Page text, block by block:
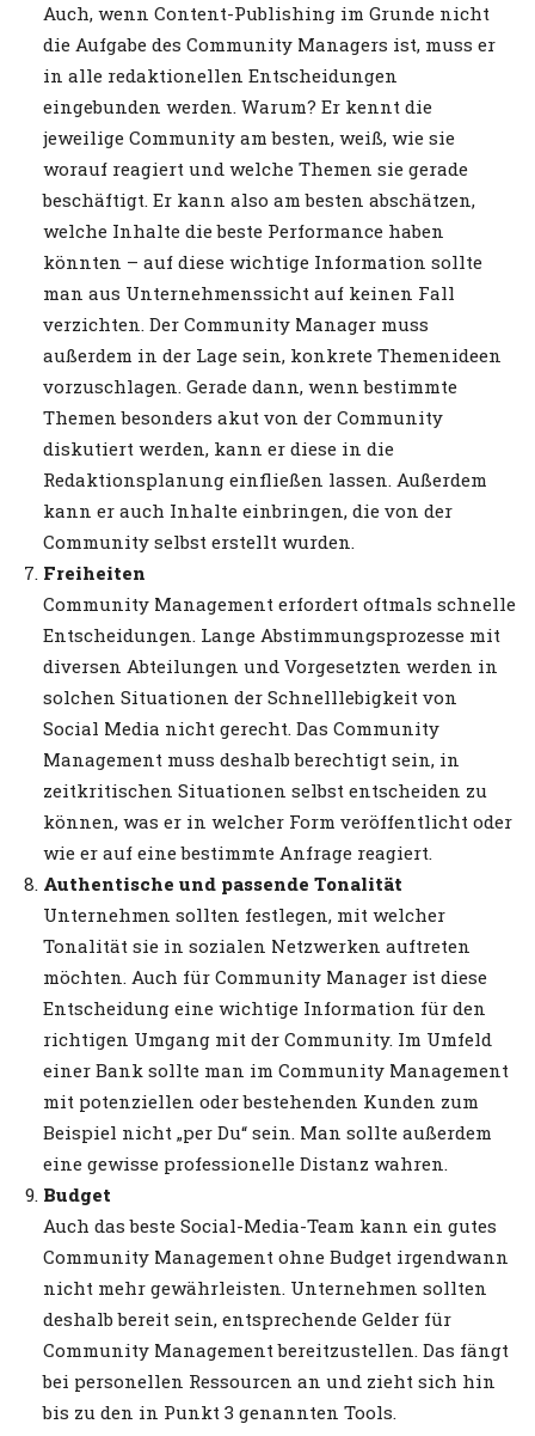
Auch, wenn Content-Publishing im Grunde nicht
die Aufgabe des Community Managers ist, muss er
in alle redaktionellen Entscheidungen
eingebunden werden. Warum? Er kennt die
jeweilige Community am besten, weiß, wie sie
worauf reagiert und welche Themen sie gerade
beschäftigt. Er kann also am besten abschätzen,
welche Inhalte die beste Performance haben
könnten – auf diese wichtige Information sollte
man aus Unternehmenssicht auf keinen Fall
verzichten. Der Community Manager muss
außerdem in der Lage sein, konkrete Themenideen
vorzuschlagen. Gerade dann, wenn bestimmte
Themen besonders akut von der Community
diskutiert werden, kann er diese in die
Redaktionsplanung einfließen lassen. Außerdem
kann er auch Inhalte einbringen, die von der
Community selbst erstellt wurden.
Freiheiten
Community Management erfordert oftmals schnelle
Entscheidungen. Lange Abstimmungsprozesse mit
diversen Abteilungen und Vorgesetzten werden in
solchen Situationen der Schnelllebigkeit von
Social Media nicht gerecht. Das Community
Management muss deshalb berechtigt sein, in
zeitkritischen Situationen selbst entscheiden zu
können, was er in welcher Form veröffentlicht oder
wie er auf eine bestimmte Anfrage reagiert.
Authentische und passende Tonalität
Unternehmen sollten festlegen, mit welcher
Tonalität sie in sozialen Netzwerken auftreten
möchten. Auch für Community Manager ist diese
Entscheidung eine wichtige Information für den
richtigen Umgang mit der Community. Im Umfeld
einer Bank sollte man im Community Management
mit potenziellen oder bestehenden Kunden zum
Beispiel nicht „per Du“ sein. Man sollte außerdem
eine gewisse professionelle Distanz wahren.
Budget
Auch das beste Social-Media-Team kann ein gutes
Community Management ohne Budget irgendwann
nicht mehr gewährleisten. Unternehmen sollten
deshalb bereit sein, entsprechende Gelder für
Community Management bereitzustellen. Das fängt
bei personellen Ressourcen an und zieht sich hin
bis zu den in Punkt 3 genannten Tools.